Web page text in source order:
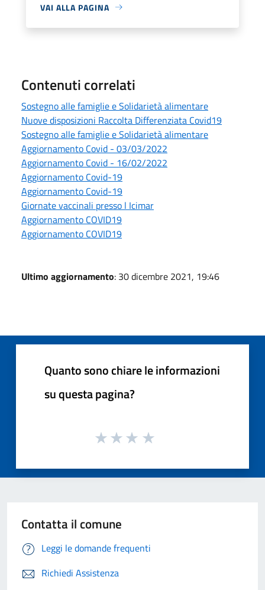
VAI ALLA PAGINA
Contenuti correlati
Sostegno alle famiglie e Solidarietà alimentare
Nuove disposizioni Raccolta Differenziata Covid19
Sostegno alle famiglie e Solidarietà alimentare
Aggiornamento Covid - 03/03/2022
Aggiornamento Covid - 16/02/2022
Aggiornamento Covid-19
Aggiornamento Covid-19
Giornate vaccinali presso l Icimar
Aggiornamento COVID19
Aggiornamento COVID19
Ultimo aggiornamento: 30 dicembre 2021, 19:46
Quanto sono chiare le informazioni
su questa pagina?
Contatta il comune
Leggi le domande frequenti
Richiedi Assistenza